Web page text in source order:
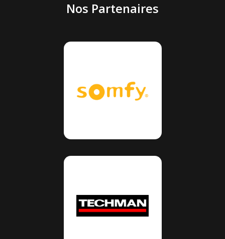
Nos Partenaires